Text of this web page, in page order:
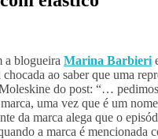
a blogueira Marina Barbieri
ao saber que uma
do post: “…
uma vez que é um
da marca alega que o
a marca é mencionada